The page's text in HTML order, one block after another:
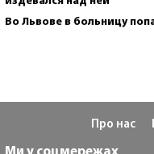
Во Львове в больницу
Про нас